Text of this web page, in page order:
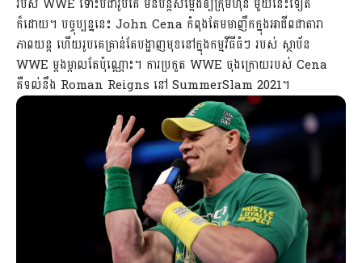
របស់ WWE ទោះបីជារូបគេ មិនបន្តសម្ដែងឲ្យក្រុមហ៊ុន មួយនេះទៀត
ក៏ដោយ។ បច្ចុប្បន្ននេះ John Cena កំពុងតែមមាញឹកក្នុងអាជីពជាតារា
ភាពយន្ត ហើយរូបគេគ្រាន់តែបង្ហាញមុខនៅក្នុងកម្មវីធីធំៗ របស់ ស្ថាប័ន
WWE ម្ដងម្កាលតែប៉ុណ្ណោះ។ ការប្រកួត WWE ចុងក្រោយរបស់ Cena
គឺទល់នឹង Roman Reigns នៅ SummerSlam 2021។